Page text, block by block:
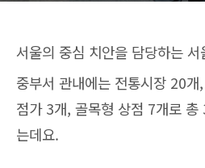
서울의 중심 치안을 담당하는
중부서 관내에는 전통시장 20
점가 3개, 골목형 상점 7개로
는데요.